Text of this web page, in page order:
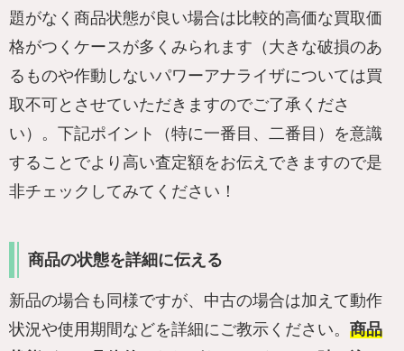
題がなく商品状態が良い場合は比較的高価な買取価
格がつくケースが多くみられます（大きな破損のあ
るものや作動しないパワーアナライザについては買
取不可とさせていただきますのでご了承くださ
い）。下記ポイント（特に一番目、二番目）を意識
することでより高い査定額をお伝えできますので是
非チェックしてみてください！
商品の状態を詳細に伝える
新品の場合も同様ですが、中古の場合は加えて動作
状況や使用期間などを詳細にご教示ください。 商品